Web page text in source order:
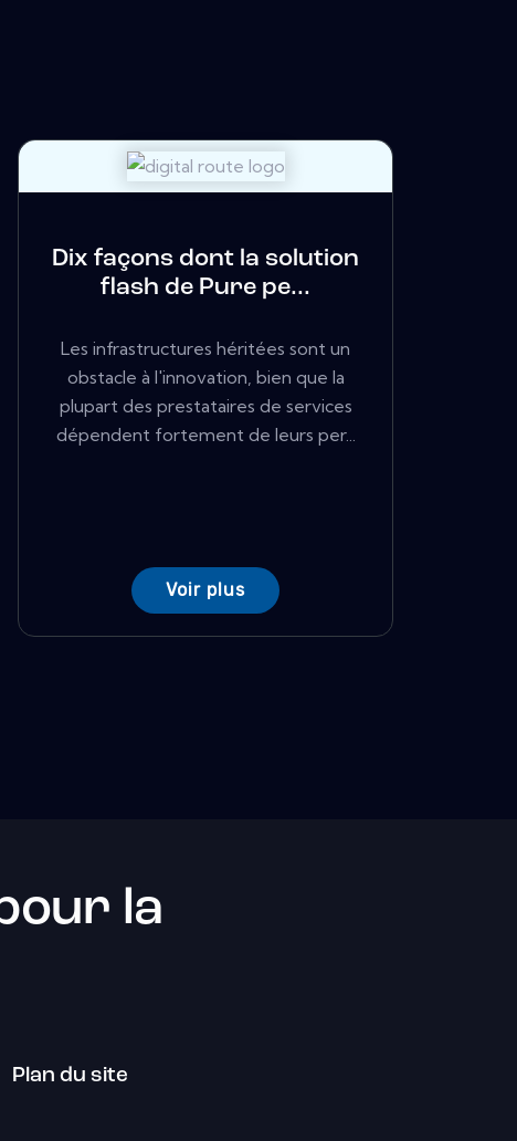
Dix façons dont la solution
flash de Pure pe...
Les infrastructures héritées sont un
obstacle à l'innovation, bien que la
plupart des prestataires de services
dépendent fortement de leurs per...
Voir plus
la
Plan du site